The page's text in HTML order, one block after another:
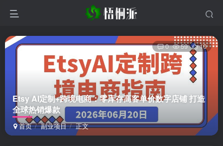
Etsy AI定制+跨境电商：零库存高客单价数字店铺 打造
全球热销爆款
首页 副业项目 正文
0 59 10